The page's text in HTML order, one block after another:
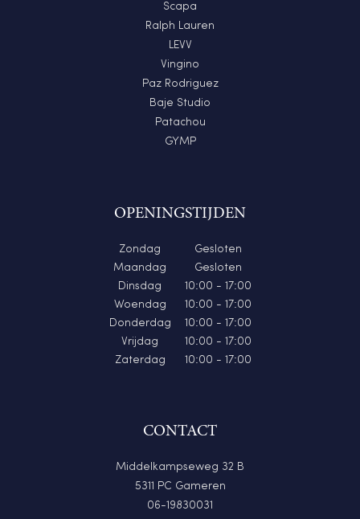
Scapa
Ralph Lauren
LEVV
Vingino
Paz Rodriguez
Baje Studio
Patachou
GYMP
OPENINGSTIJDEN
Zondag
Gesloten
Maandag
Gesloten
Dinsdag
10:00 - 17:00
Woendag
10:00 - 17:00
Donderdag
10:00 - 17:00
Vrijdag
10:00 - 17:00
Zaterdag
10:00 - 17:00
CONTACT
Middelkampseweg 32 B
5311 PC Gameren
06-19830031